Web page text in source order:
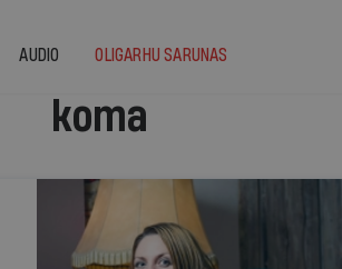
AUDIO OLIGARHU SARUNAS
koma